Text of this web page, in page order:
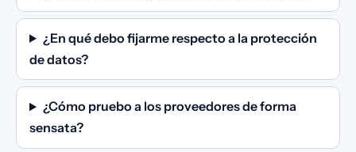
¿En qué debo fijarme respecto a la protección
de datos?
¿Cómo pruebo a los proveedores de forma
sensata?